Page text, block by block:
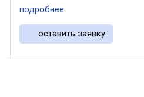
зубчатой передачей и
двигателем. Аварийное
ручное управление и ...
подробнее
оставить заявку